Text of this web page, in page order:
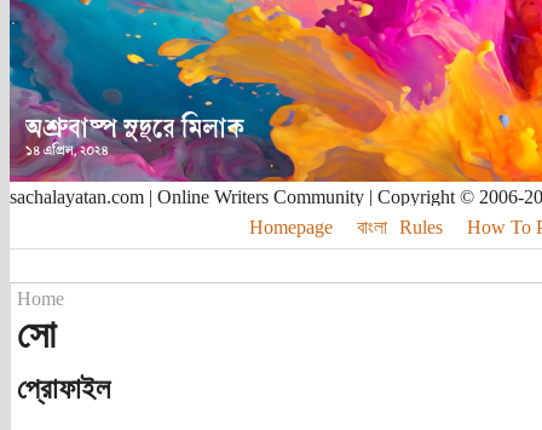
sachalayatan.com | Online Writers Community | Copyright © 2006-
Homepage
বাংলা Rules How To
Home
সো
প্রোফাইল